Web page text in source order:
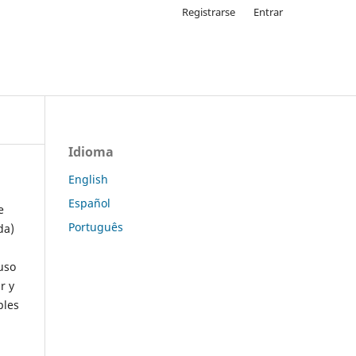
Registrarse Entrar
y
Idioma
English
Español
Português